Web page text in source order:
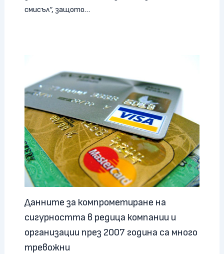
смисъл“, защото…
Данните за компрометиране на
сигурността в редица компании и
организации през 2007 година са много
тревожни